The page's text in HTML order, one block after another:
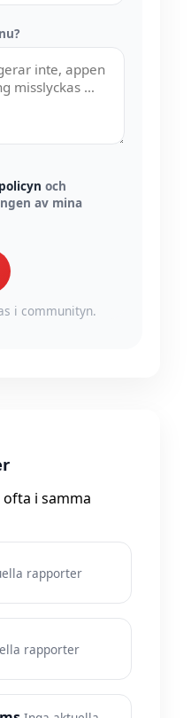
och
av mina
i communityn.
i samma
rapporter
rapporter